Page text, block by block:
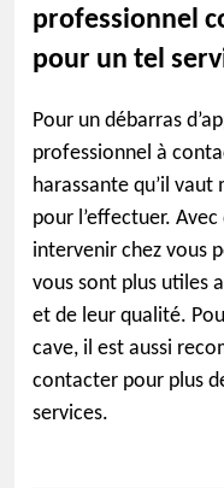
professionnel
pour un tel
Pour un débarras
professionnel à
harassante qu’il
pour l’effectuer.
intervenir chez vous
vous sont plus utiles
et de leur qualité.
cave, il est aussi
contacter pour plus
services.